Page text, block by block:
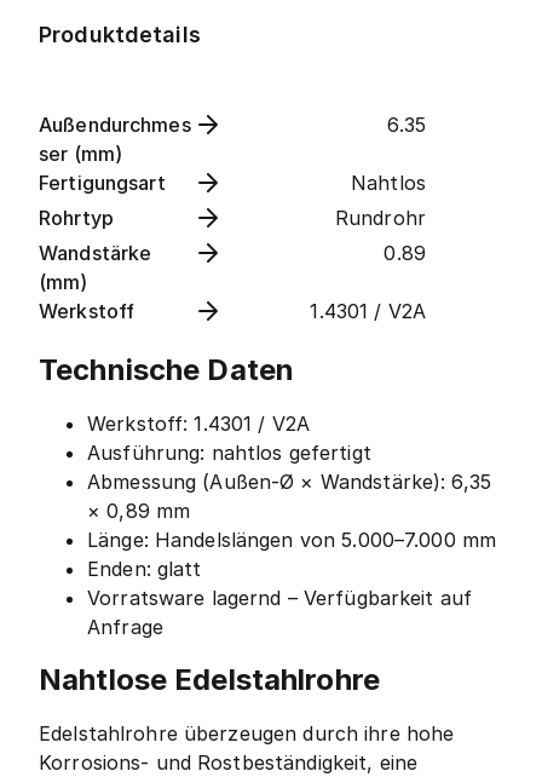
Produktdetails
Außendurchmes
ser (mm)
6.35
Fertigungsart
Nahtlos
Rohrtyp
Rundrohr
Wandstärke
(mm)
0.89
Werkstoff 1.4301 / V2A
Technische Daten
Werkstoff: 1.4301 / V2A
Ausführung: nahtlos gefertigt
Abmessung (Außen-Ø × Wandstärke): 6,35
× 0,89 mm
Länge: Handelslängen von 5.000–7.000 mm
Enden: glatt
Vorratsware lagernd – Verfügbarkeit auf
Anfrage
Nahtlose Edelstahlrohre
Edelstahlrohre überzeugen durch ihre hohe
Korrosions- und Rostbeständigkeit, eine